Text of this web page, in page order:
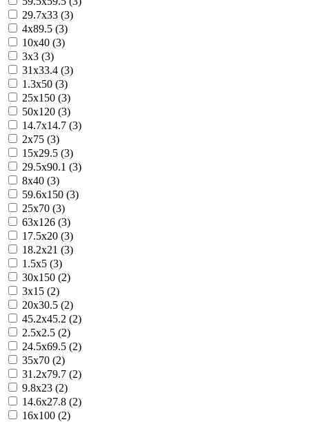
29.7x33 (3)
4x89.5 (3)
10x40 (3)
3x3 (3)
31x33.4 (3)
1.3x50 (3)
25x150 (3)
50x120 (3)
14.7x14.7 (3)
2x75 (3)
15x29.5 (3)
29.5x90.1 (3)
8x40 (3)
59.6x150 (3)
25x70 (3)
63x126 (3)
17.5x20 (3)
18.2x21 (3)
1.5x5 (3)
30x150 (2)
3x15 (2)
20x30.5 (2)
45.2x45.2 (2)
2.5x2.5 (2)
24.5x69.5 (2)
35x70 (2)
31.2x79.7 (2)
9.8x23 (2)
14.6x27.8 (2)
16x100 (2)